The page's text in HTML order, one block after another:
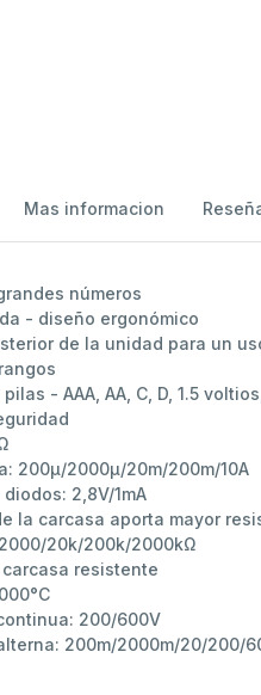
Mas informacion
números
- diseño ergonómico
de la unidad para un
- AAA, AA, C, D, 1.5
200μ/2000μ/20m/200m/10A
2,8V/1mA
la carcasa aporta mayor
20k/200k/2000kΩ
resistente
200/600V
200m/2000m/20/200/